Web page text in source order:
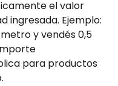
el valor
ingresada. Ejemplo:
y vendés 0,5
para productos